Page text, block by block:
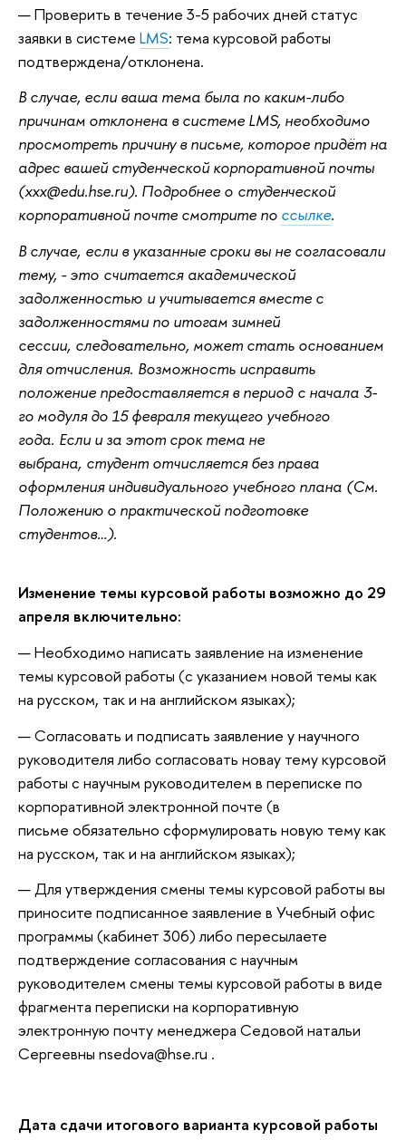
Проверить в течение 3-5 рабочих дней статус
заявки в системе LMS: тема курсовой работы
подтверждена/отклонена.
В случае, если ваша тема была по каким-либо
причинам отклонена в системе LMS, необходимо
просмотреть причину в письме, которое придёт на
адрес вашей студенческой корпоративной почты
(xxx@edu.hse.ru). Подробнее о студенческой
корпоративной почте смотрите по ссылке.
В случае, если в указанные сроки вы не согласовали
тему, - это считается академической
задолженностью и учитывается вместе с
задолженностями по итогам зимней
сессии, следовательно, может стать основанием
для отчисления. Возможность исправить
положение предоставляется в период с начала 3-
го модуля до 15 февраля текущего учебного
года. Если и за этот срок тема не
выбрана, студент отчисляется без права
оформления индивидуального учебного плана (См.
Положению о практической подготовке
студентов…).
Изменение темы курсовой работы возможно до 29
апреля включительно:
Необходимо написать заявление на изменение
темы курсовой работы (с указанием новой темы как
на русском, так и на английском языках);
Согласовать и подписать заявление у научного
руководителя либо согласовать новау тему курсовой
работы с научным руководителем в переписке по
корпоративной электронной почте (в
письме обязательно сформулировать новую тему как
на русском, так и на английском языках);
Для утверждения смены темы курсовой работы вы
приносите подписанное заявление в Учебный офис
программы (кабинет 306) либо пересылаете
подтверждение согласования с научным
руководителем смены темы курсовой работы в виде
фрагмента переписки на корпоративную
электронную почту менеджера Седовой натальи
Сергеевны nsedova@hse.ru .
Дата сдачи итогового варианта курсовой работы